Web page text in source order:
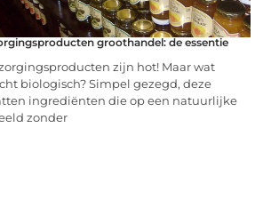
groothandel: de essentie
zijn hot! Maar wat
biologisch? Simpel gezegd, deze
ingrediënten die op een natuurlijke
zonder